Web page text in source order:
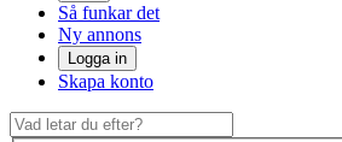
Så funkar det
Ny annons
Logga in
Skapa konto